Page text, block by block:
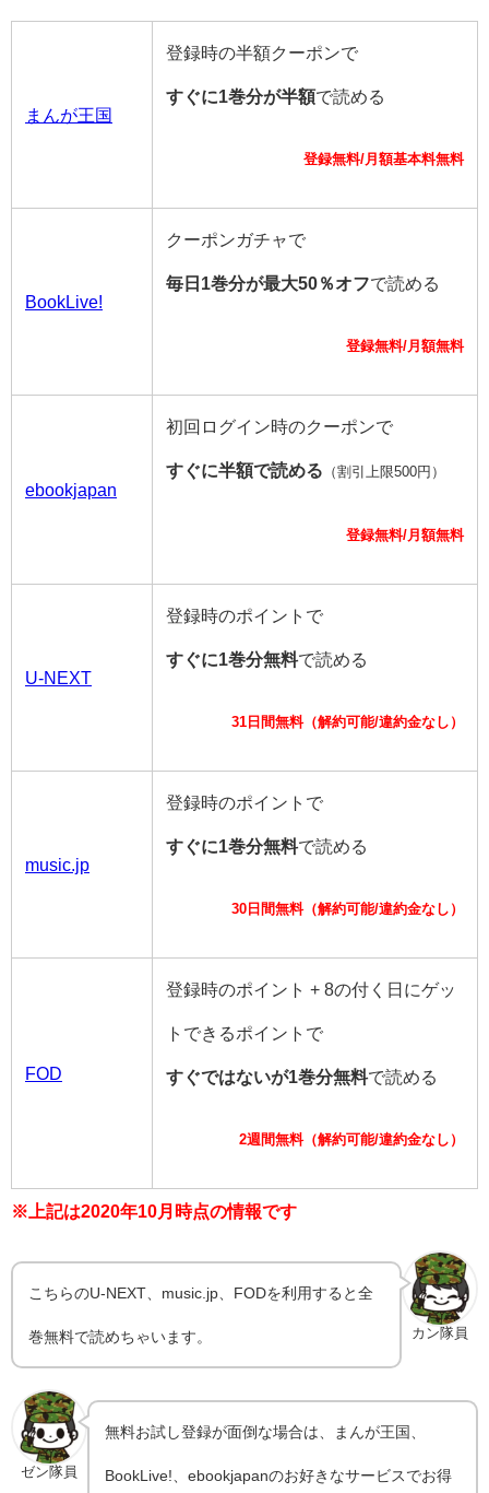
まんが王国
登録時の半額クーポンで
すぐに1巻分が半額で読める
登録無料/月額基本料無料
BookLive!
クーポンガチャで
毎日1巻分が最大50％オフで読める
登録無料/月額無料
ebookjapan
初回ログイン時のクーポンで
すぐに半額で読める （割引上限500円）
登録無料/月額無料
U-NEXT
登録時のポイントで
すぐに1巻分無料で読める
31日間無料（解約可能/違約金なし）
music.jp
登録時のポイントで
すぐに1巻分無料で読める
30日間無料（解約可能/違約金なし）
FOD
登録時のポイント + 8の付く日にゲッ
トできるポイントで
すぐではないが1巻分無料で読める
2週間無料（解約可能/違約金なし）
※上記は2020年10月時点の情報です
カン隊員
こちらのU-NEXT、music.jp、FODを利用すると全
巻無料で読めちゃいます。
ゼン隊員
無料お試し登録が面倒な場合は、まんが王国、
BookLive!、ebookjapanのお好きなサービスでお得